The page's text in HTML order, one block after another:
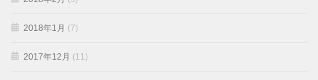
2018年1月 (7)
2017年12月 (11)